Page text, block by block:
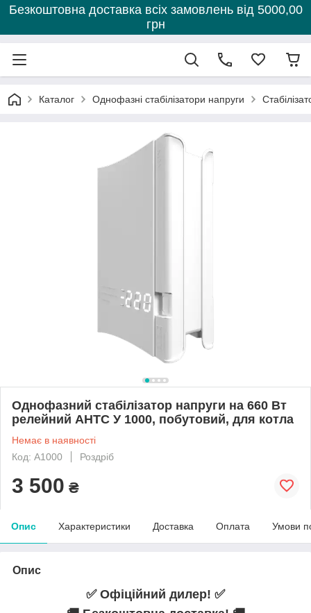
Безкоштовна доставка всіх замовлень від 5000,00
грн
Каталог Однофазні стабілізатори напруги
Однофазний стабілізатор напруги на 660 Вт
релейний АНТС У 1000, побутовий, для котла
Немає в наявності
Код: А1000
Роздріб
3 500 ₴
Опис Характеристики Доставка Оплата Умови
Опис
✅ Офіційний дилер! ✅